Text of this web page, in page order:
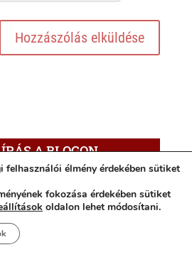
A BLOGON
KERESÉS
élmény érdekében sütiket
fokozása érdekében sütiket
oldalon lehet módosítani.